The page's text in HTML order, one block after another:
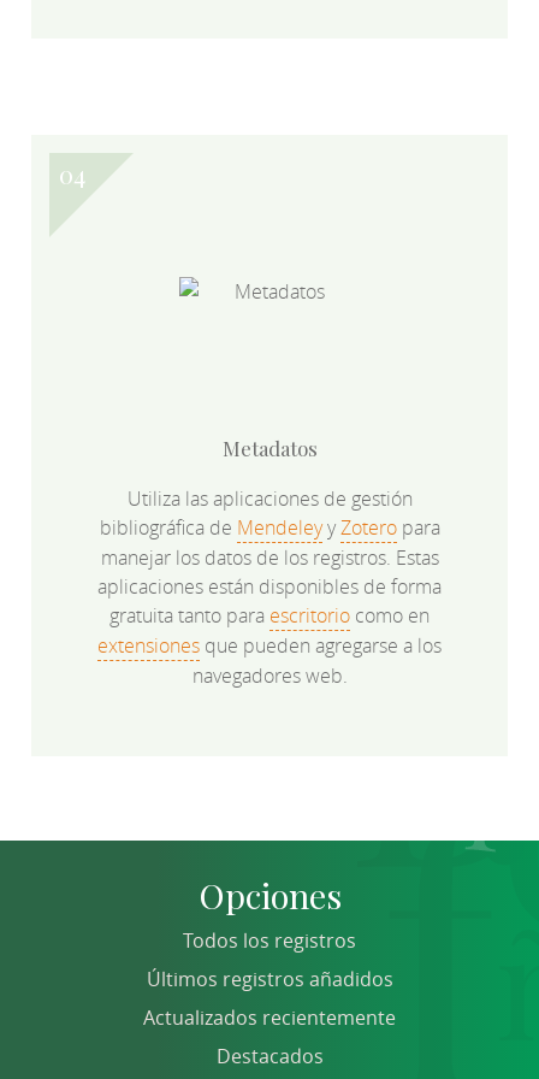
Metadatos
Utiliza las aplicaciones de gestión
bibliográfica de MendeleyyZoteropara
manejar los datos de los registros. Estas
aplicaciones están disponibles de forma
gratuita tanto para escritorio como en
extensiones que pueden agregarse a los
navegadores web.
Opciones
Todos los registros
Últimos registros añadidos
Actualizados recientemente
Destacados